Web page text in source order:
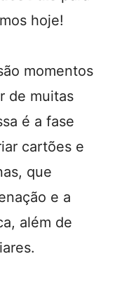
hoje!
momentos
de muitas
é a fase
cartões e
que
e a
além de